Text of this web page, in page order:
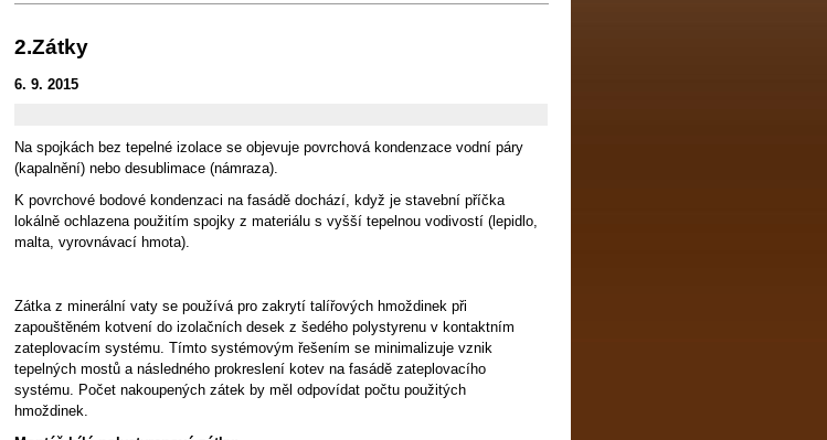
2.Zátky
6. 9. 2015
Na spojkách bez tepelné izolace se objevuje povrchová kondenzace vodní páry
(kapalnění) nebo desublimace (námraza).
K povrchové bodové kondenzaci na fasádě dochází, když je stavební příčka
lokálně ochlazena použitím spojky z materiálu s vyšší tepelnou vodivostí (lepidlo,
malta, vyrovnávací hmota).
Zátka z minerální vaty se používá pro zakrytí talířových hmoždinek při
zapouštěném kotvení do izolačních desek z šedého polystyrenu v kontaktním
zateplovacím systému. Tímto systémovým řešením se minimalizuje vznik
tepelných mostů a následného prokreslení kotev na fasádě zateplovacího
systému. Počet nakoupených zátek by měl odpovídat počtu použitých
hmoždinek.